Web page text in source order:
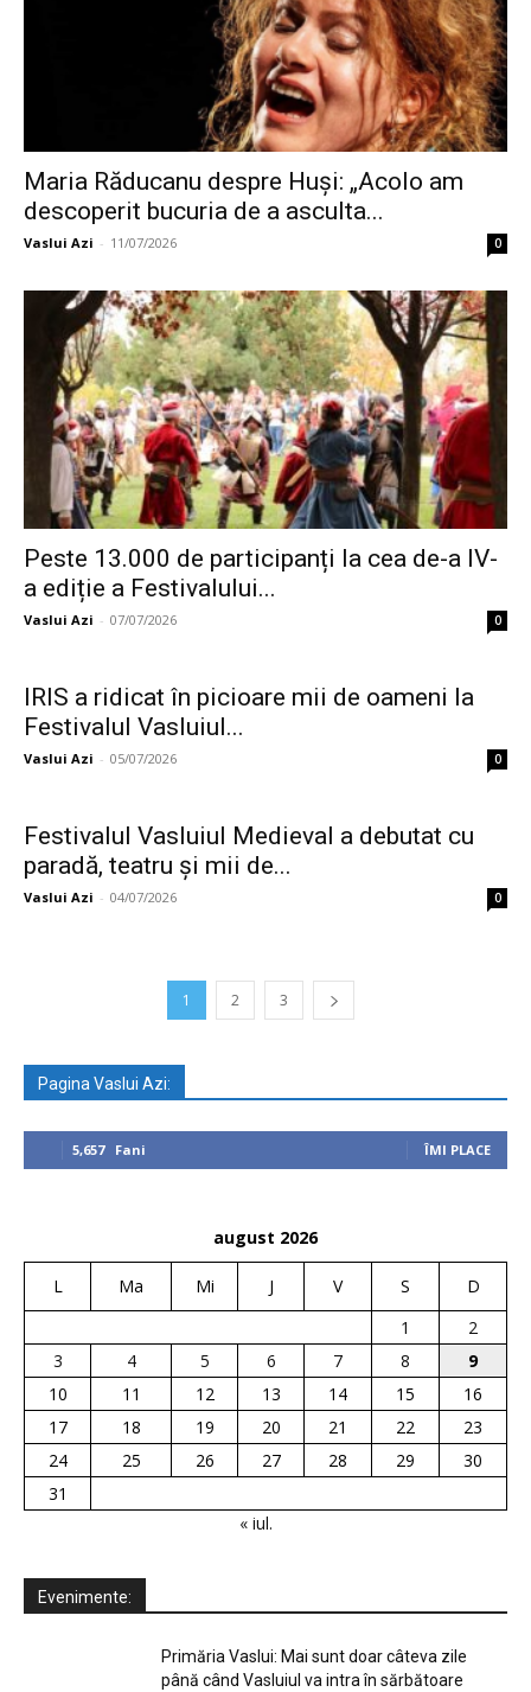
Maria Răducanu despre Huși: „Acolo am
descoperit bucuria de a asculta...
Vaslui Azi - 11/07/2026 0
Peste 13.000 de participanți la cea de-a IV-
a ediție a Festivalului...
Vaslui Azi - 07/07/2026 0
IRIS a ridicat în picioare mii de oameni la
Festivalul Vasluiul...
Vaslui Azi - 05/07/2026 0
Festivalul Vasluiul Medieval a debutat cu
paradă, teatru și mii de...
Vaslui Azi - 04/07/2026 0
1 2 3
Pagina Vaslui Azi:
5,657 Fani ÎMI PLACE
august 2026
L Ma Mi J V S
D
1
2
3
4 5 6 7 8
9
10
11 12 13 14 15
16
17
18 19 20 21 22
23
24
25 26 27 28 29
30
31
« iul.
Evenimente:
Primăria Vaslui: Mai sunt doar câteva zile
până când Vasluiul va intra în sărbătoare